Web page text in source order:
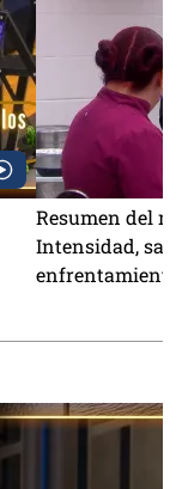
Resumen del
Intensidad,